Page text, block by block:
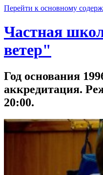
Перейти к основному
Частная
ветер"
Год основания
аккредитация.
20:00.